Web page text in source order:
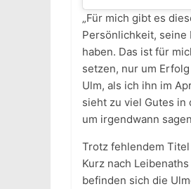
„Für mich gibt es
Persönlichkeit, seine
haben. Das ist für
setzen, nur um
Ulm, als ich ihn im
sieht zu viel Gutes
um irgendwann
Trotz fehlendem
Kurz nach
befinden sich die